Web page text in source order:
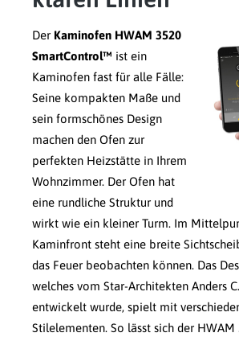
Der Kaminofen HWAM 3520
SmartControl™ ist ein
Kaminofen fast für alle Fälle:
Seine kompakten Maße und
sein formschönes Design
machen den Ofen zur
perfekten Heizstätte in Ihrem
Wohnzimmer. Der Ofen hat
eine rundliche Struktur und
wirkt wie ein kleiner Turm. Im
Kaminfront steht eine breite
das Feuer beobachten können. Das
welches vom Star-Architekten Anders
entwickelt wurde, spielt mit
Stilelementen. So lässt sich der HWAM